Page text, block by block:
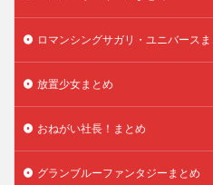
ロマンシングサガリ・ユニバースま
放置少女まとめ
おねがい社長！まとめ
グランブルーファンタジーまとめ